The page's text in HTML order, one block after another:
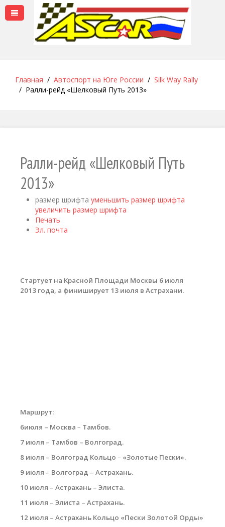
Главная Автоспорт на Юге России
Silk Way Rally
Ралли-рейд «Шелковый Путь 2013»
Ралли-рейд «Шелковый Путь
2013»
размер шрифта уменьшить размер шрифта
увеличить размер шрифта
Печать
Эл. почта
Стартует на Красной Площади Москвы 6 июля
2013 года, а финиширует 13 июля в Астрахани.
Маршрут:
6июля – Москва – Тамбов.
7 июля – Тамбов – Волгоград.
8 июля – Волгоград Кольцо – «Золотые Пески».
9 июля – Волгоград – Астрахань.
10 июля – Астрахань – Элиста.
11 июля – Элиста – Астрахань.
12 июля – Астрахань Кольцо «Пески Золотой Орды»